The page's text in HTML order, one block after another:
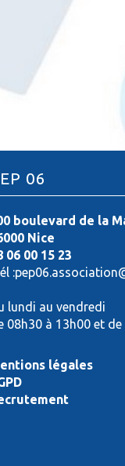
06
boulevard de la
Nice
06 00 15 23
lundi au vendredi
08h30 à 13h00 et
légales